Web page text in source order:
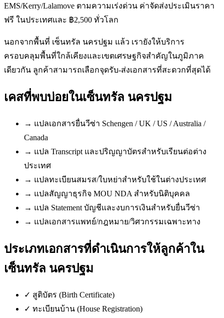
EMS/Kerry/Lalamove ตามความเร่งด่วน ค่าจัดส่งประเมินราคา
ฟรี ในประเทศและ ฿2,500 ทั่วโลก
นอกจากพื้นที่ เซ็นทรัล นครปฐม แล้ว เรายังให้บริการ
ครอบคลุมพื้นที่ใกล้เคียงและเขตเศรษฐกิจสำคัญในภูมิภาค
เดียวกัน ลูกค้าสามารถเลือกจุดรับ-ส่งเอกสารที่สะดวกที่สุดได้
เคสที่พบบ่อยในเซ็นทรัล นครปฐม
→ แปลเอกสารยื่นวีซ่า Schengen / UK / US / Australia /
Canada
→ แปล Transcript และปริญญาบัตรสำหรับเรียนต่อต่าง
ประเทศ
→ แปลทะเบียนสมรส/ใบหย่าสำหรับใช้ในต่างประเทศ
→ แปลสัญญาธุรกิจ MOU NDA สำหรับนิติบุคคล
→ แปล Statement บัญชีและงบการเงินสำหรับยื่นวีซ่า
→ แปลเอกสารแพทย์/กฎหมาย/วิศวกรรมเฉพาะทาง
ประเภทเอกสารที่ดำเนินการให้ลูกค้าใน
เซ็นทรัล นครปฐม
✓ สูติบัตร (Birth Certificate)
✓ ทะเบียนบ้าน (House Registration)